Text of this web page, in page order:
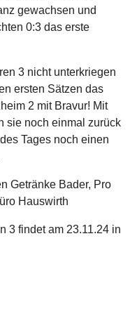
gewachsen und
0:3 das erste
3 nicht unterkriegen
ersten Sätzen das
2 mit Bravur! Mit
sie noch einmal zurück
Tages noch einen
Getränke Bader, Pro
Hauswirth
3 findet am 23.11.24 in